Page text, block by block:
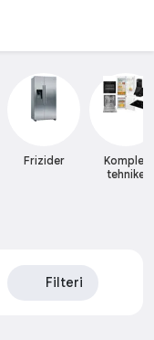
Frizider
Komplet
tehnike
Filteri